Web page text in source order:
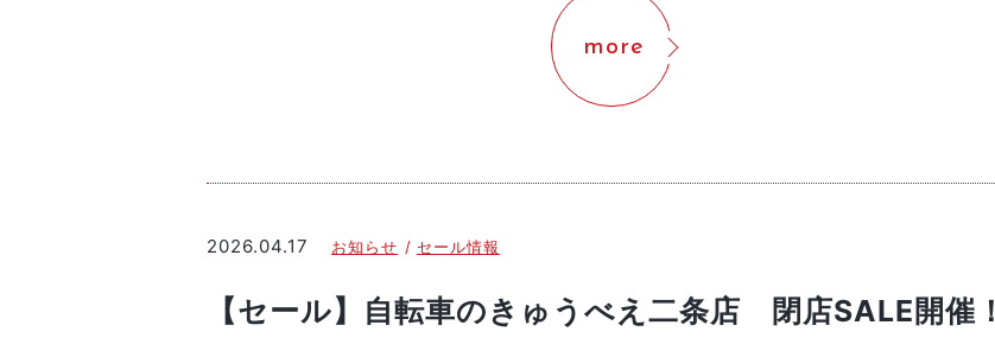
more
2026.04.17 お知らせ セール情報
【セール】自転車のきゅうべえ二条店 閉店SALE開催！